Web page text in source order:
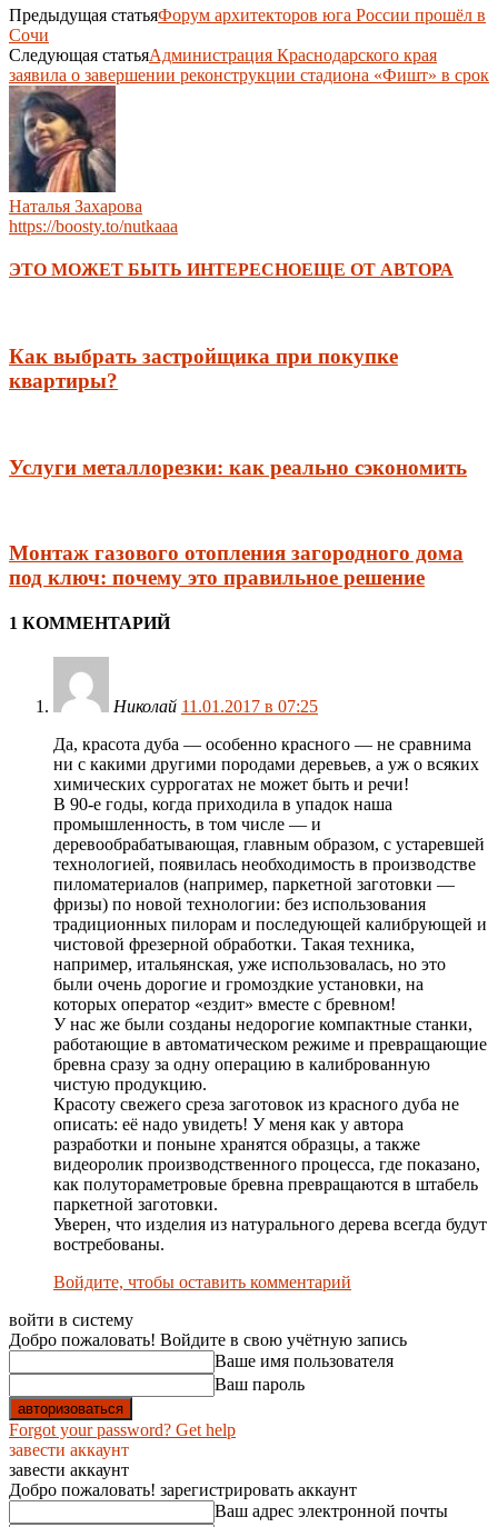
Предыдущая статьяФорум архитекторов юга России прошёл в
Сочи
Следующая статьяАдминистрация Краснодарского края
заявила о завершении реконструкции стадиона «Фишт» в срок
Наталья Захарова
https://boosty.to/nutkaaa
ЭТО МОЖЕТ БЫТЬ ИНТЕРЕСНОЕЩЕ ОТ АВТОРА
Как выбрать застройщика при покупке
квартиры?
Услуги металлорезки: как реально сэкономить
Монтаж газового отопления загородного дома
под ключ: почему это правильное решение
1 КОММЕНТАРИЙ
Николай 11.01.2017 в 07:25
Да, красота дуба — особенно красного — не сравнима
ни с какими другими породами деревьев, а уж о всяких
химических суррогатах не может быть и речи!
В 90-е годы, когда приходила в упадок наша
промышленность, в том числе — и
деревообрабатывающая, главным образом, с устаревшей
технологией, появилась необходимость в производстве
пиломатериалов (например, паркетной заготовки —
фризы) по новой технологии: без использования
традиционных пилорам и последующей калибрующей и
чистовой фрезерной обработки. Такая техника,
например, итальянская, уже использовалась, но это
были очень дорогие и громоздкие установки, на
которых оператор «ездит» вместе с бревном!
У нас же были созданы недорогие компактные станки,
работающие в автоматическом режиме и превращающие
бревна сразу за одну операцию в калиброванную
чистую продукцию.
Красоту свежего среза заготовок из красного дуба не
описать: её надо увидеть! У меня как у автора
разработки и поныне хранятся образцы, а также
видеоролик производственного процесса, где показано,
как полутораметровые бревна превращаются в штабель
паркетной заготовки.
Уверен, что изделия из натурального дерева всегда будут
востребованы.
Войдите, чтобы оставить комментарий
войти в систему
Добро пожаловать! Войдите в свою учётную запись
Ваше имя пользователя
Ваш пароль
Forgot your password? Get help
завести аккаунт
завести аккаунт
Добро пожаловать! зарегистрировать аккаунт
Ваш адрес электронной почты